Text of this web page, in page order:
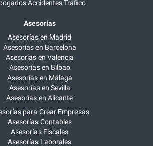
Accidentes Tráfico
Asesorías
Asesorías en Madrid
Asesorías en Barcelona
Asesorías en Valencia
Asesorías en Bilbao
Asesorías en Málaga
Asesorías en Sevilla
Asesorías en Alicante
para Crear Empresas
Asesorías Contables
Asesorías Fiscales
Asesorías Laborales